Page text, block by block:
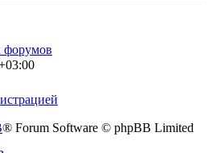
форумов
® Forum Software © phpBB Limited